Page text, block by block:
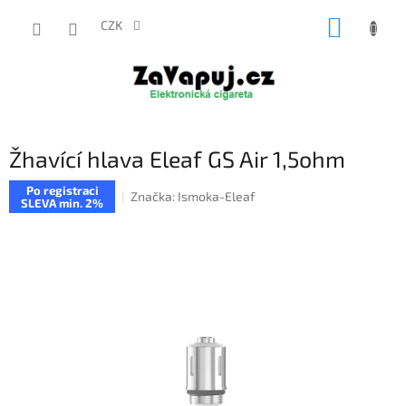
CZK
Žhavící hlava Eleaf GS Air 1,5ohm
Po registraci
SLEVA min. 2%
Značka: Ismoka-Eleaf